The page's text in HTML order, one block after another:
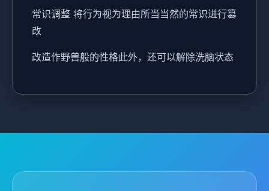
常识调整 将行为视为理由所当当然的常识进行篡
改
改造作野兽般的性格此外，还可以解除洗脑状态